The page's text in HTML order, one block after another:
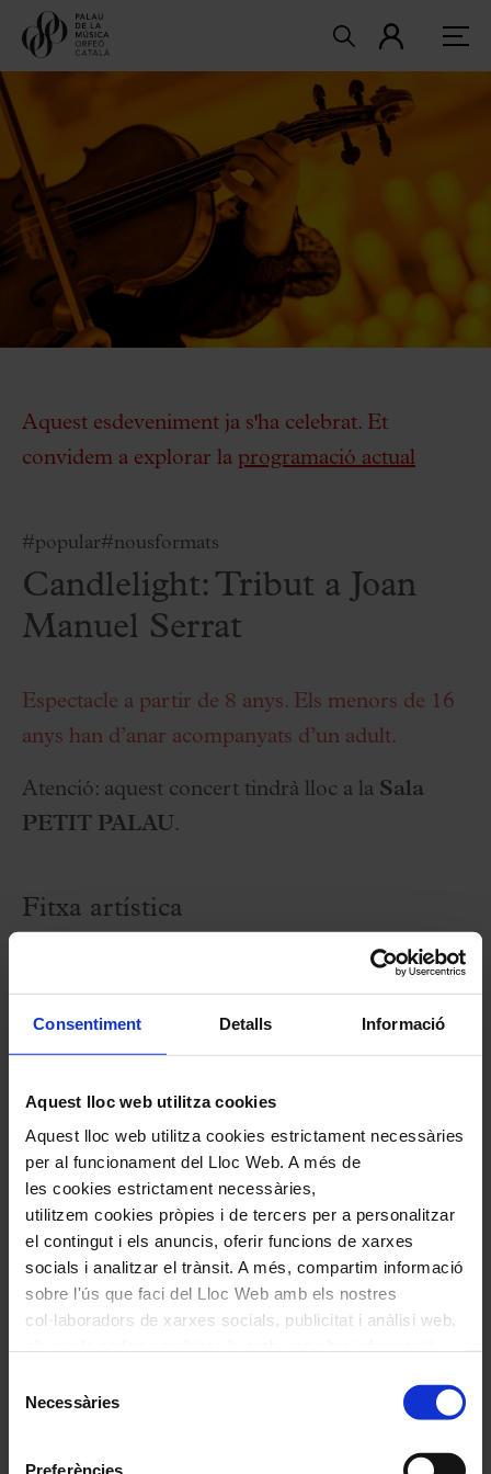
Consentiment Detalls Informació
Aquest lloc web utilitza cookies
Aquest lloc web utilitza cookies estrictament necessàries
per al funcionament del Lloc Web. A més de
les cookies estrictament necessàries,
utilitzem cookies pròpies i de tercers per a personalitzar
el contingut i els anuncis, oferir funcions de xarxes
socials i analitzar el trànsit. A més, compartim informació
sobre l'ús que faci del Lloc Web amb els nostres
col·laboradors de xarxes socials, publicitat i anàlisi web,
de l'ús que hagi fet dels seus serveis. En el quadre
inferior pot “Permetre totes les cookies” o seleccionar el
Necessàries
Preferències
Aquest esdeveniment ja s'ha celebrat. Et
convidem a explorar la programació actual
#popular#nousformats
Candlelight: Tribut a Joan
Manuel Serrat
Espectacle a partir de 8 anys. Els menors de 16
anys han d’anar acompanyats d’un adult.
Atenció: aquest concert tindrà lloc a la Sala
PETIT PALAU .
Fitxa artística
Programa
Tu Nombre me sabe a hierba
De Cartón Piedra
La Mujer que yo quiero
Penélope
Bendita Música
Lucía
Barquito de Papel
La Saeta
He Andado muchos caminos
Poco Antes de que den las Diez